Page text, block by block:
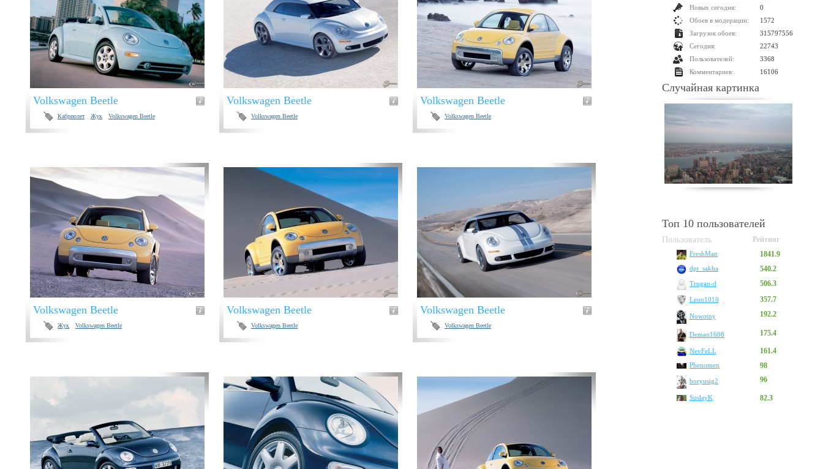
Volkswagen Beetle
Кабриолет Жук Volkswagen Beetle
Volkswagen Beetle
Volkswagen Beetle
Volkswagen Beetle
Volkswagen Beetle
Volkswagen Beetle
Жук Volkswagen Beetle
Volkswagen Beetle
Volkswagen Beetle
Volkswagen Beetle
Volkswagen Beetle
Новых сегодня:
0
Обоев в модерации:
1572
Загрузок обоев:
315797556
Сегодня:
22743
Пользователей:
3368
Комментариев:
16106
Случайная картинка
Топ 10 пользователей
Пользователь Рейтинг
FreshMan 1841.9
dpt_sakha 540.2
Trugan-d 506.3
Leon1010 357.7
Nowotny 192.2
Deman1608 175.4
NevFeLL 161.4
Phenomen 98
boryusig2 96
SuslayK 82.3